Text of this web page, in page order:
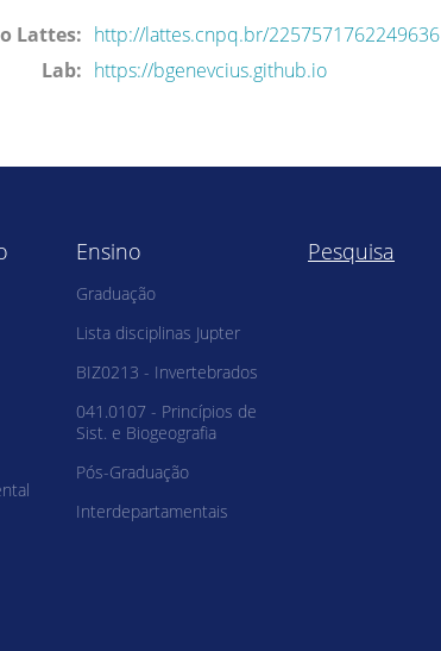
Lattes: http://lattes.cnpq.br/2257571762249636
Lab: https://bgenevcius.github.io
Ensino
Graduação
Lista disciplinas Jupter
BIZ0213 - Invertebrados
041.0107 - Princípios de
Sist. e Biogeografia
Pós-Graduação
Interdepartamentais
Pesquisa